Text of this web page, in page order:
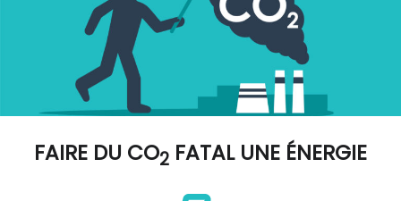
FAIRE DU CO2 FATAL UNE ÉNERGIE